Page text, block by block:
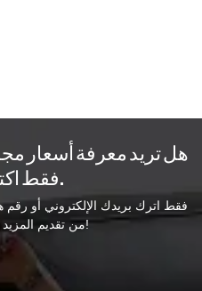
هل تريد معرفة أسعار
فقط اترك بريدك الإلكتروني أو
من تقديم المزيد من الخدمات لك!